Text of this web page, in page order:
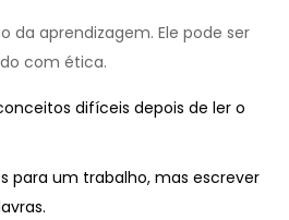
da aprendizagem. Ele pode ser
com ética.
difíceis depois de ler o
para um trabalho, mas escrever